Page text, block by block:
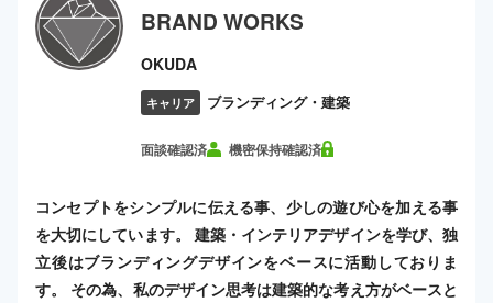
BRAND WORKS
OKUDA
キャリア ブランディング・建築
面談確認済 機密保持確認済
コンセプトをシンプルに伝える事、少しの遊び心を加える事
を大切にしています。 建築・インテリアデザインを学び、独
立後はブランディングデザインをベースに活動しておりま
す。 その為、私のデザイン思考は建築的な考え方がベースと